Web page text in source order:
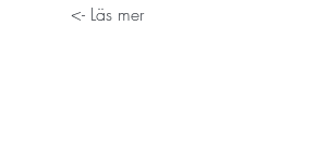
Läs mer ->